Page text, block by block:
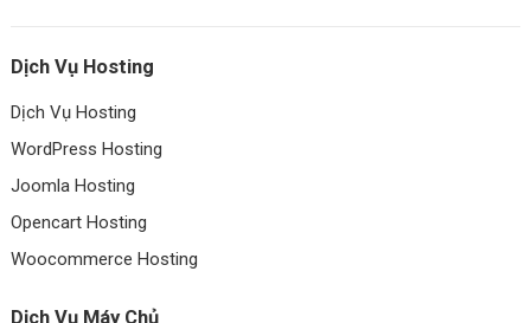
Dịch Vụ Hosting
Dịch Vụ Hosting
WordPress Hosting
Joomla Hosting
Opencart Hosting
Woocommerce Hosting
Dịch Vụ Máy Chủ